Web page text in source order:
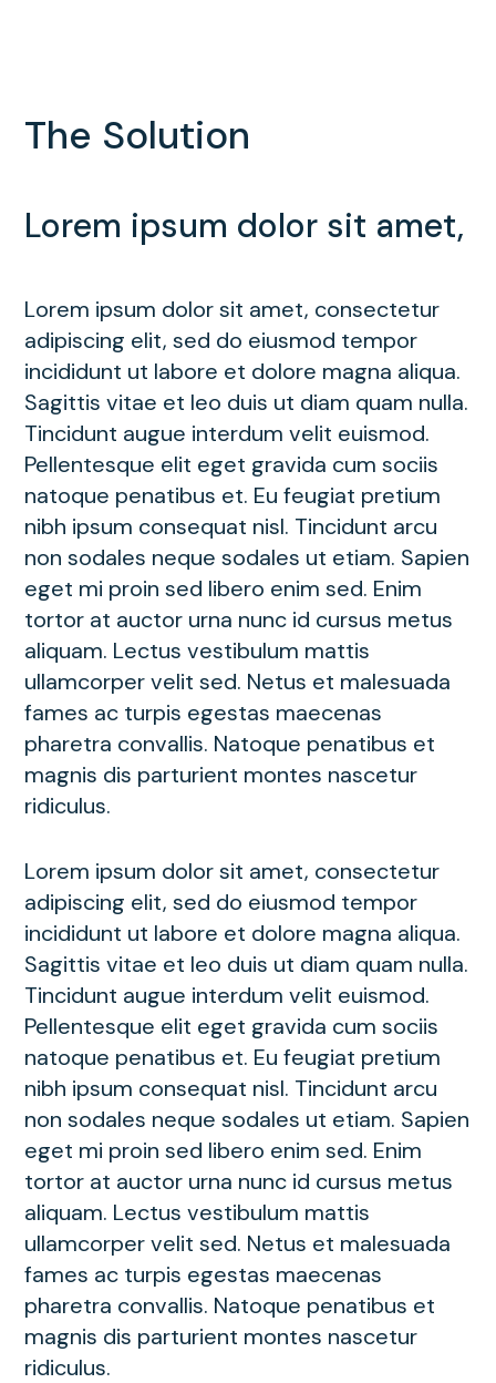
The Solution
Lorem ipsum dolor sit amet,
Lorem ipsum dolor sit amet, consectetur
adipiscing elit, sed do eiusmod tempor
incididunt ut labore et dolore magna aliqua.
Sagittis vitae et leo duis ut diam quam nulla.
Tincidunt augue interdum velit euismod.
Pellentesque elit eget gravida cum sociis
natoque penatibus et. Eu feugiat pretium
nibh ipsum consequat nisl. Tincidunt arcu
non sodales neque sodales ut etiam. Sapien
eget mi proin sed libero enim sed. Enim
tortor at auctor urna nunc id cursus metus
aliquam. Lectus vestibulum mattis
ullamcorper velit sed. Netus et malesuada
fames ac turpis egestas maecenas
pharetra convallis. Natoque penatibus et
magnis dis parturient montes nascetur
ridiculus.
Lorem ipsum dolor sit amet, consectetur
adipiscing elit, sed do eiusmod tempor
incididunt ut labore et dolore magna aliqua.
Sagittis vitae et leo duis ut diam quam nulla.
Tincidunt augue interdum velit euismod.
Pellentesque elit eget gravida cum sociis
natoque penatibus et. Eu feugiat pretium
nibh ipsum consequat nisl. Tincidunt arcu
non sodales neque sodales ut etiam. Sapien
eget mi proin sed libero enim sed. Enim
tortor at auctor urna nunc id cursus metus
aliquam. Lectus vestibulum mattis
ullamcorper velit sed. Netus et malesuada
fames ac turpis egestas maecenas
pharetra convallis. Natoque penatibus et
magnis dis parturient montes nascetur
ridiculus.